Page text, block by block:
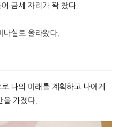
금세 자리가 꽉 찼다.
나실로 올라왔다.
나의 미래를 계획하고 나에게
을 가졌다.